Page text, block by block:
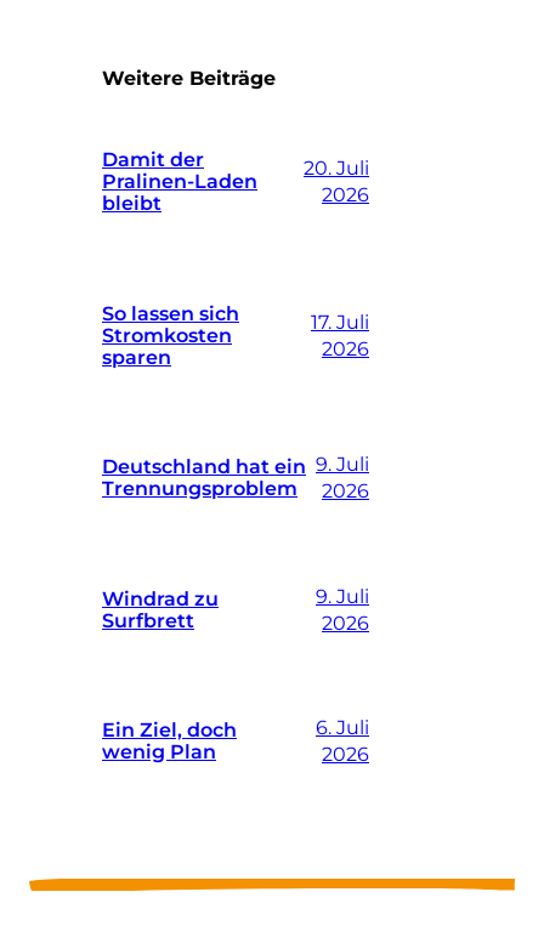
Weitere Beiträge
Damit der
Pralinen-Laden
bleibt
20. Juli
2026
So lassen sich
Stromkosten
sparen
17. Juli
2026
Deutschland hat ein
Trennungsproblem
9. Juli
2026
Windrad zu
Surfbrett
9. Juli
2026
Ein Ziel, doch
wenig Plan
6. Juli
2026